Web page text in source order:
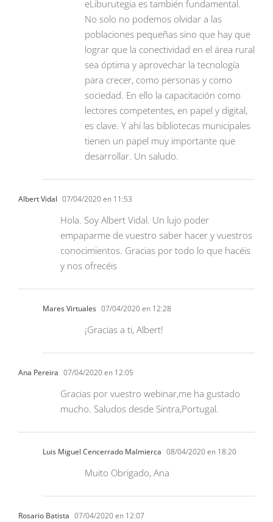
eLiburutegia es también fundamental.
No solo no podemos olvidar a las
poblaciones pequeñas sino que hay que
lograr que la conectividad en el área rural
sea óptima y aprovechar la tecnología
para crecer, como personas y como
sociedad. En ello la capacitación como
lectores competentes, en papel y digital,
es clave. Y ahí las bibliotecas municipales
tienen un papel muy importante que
desarrollar. Un saludo.
Albert Vidal 07/04/2020 en 11:53
Hola. Soy Albert Vidal. Un lujo poder
empaparme de vuestro saber hacer y vuestros
conocimientos. Gracias por todo lo que hacéis
y nos ofrecéis
Mares Virtuales 07/04/2020 en 12:28
¡Gracias a ti, Albert!
Ana Pereira 07/04/2020 en 12:05
Gracias por vuestro webinar,me ha gustado
mucho. Saludos desde Sintra,Portugal.
Luis Miguel Cencerrado Malmierca 08/04/2020 en 18:20
Muito Obrigado, Ana
Rosario Batista 07/04/2020 en 12:07